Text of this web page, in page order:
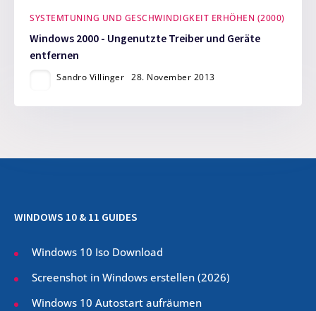
SYSTEMTUNING UND GESCHWINDIGKEIT ERHÖHEN (2000)
Windows 2000 - Ungenutzte Treiber und Geräte
entfernen
Sandro Villinger 28. November 2013
WINDOWS 10 & 11 GUIDES
Windows 10 Iso Download
Screenshot in Windows erstellen (2026)
Windows 10 Autostart aufräumen